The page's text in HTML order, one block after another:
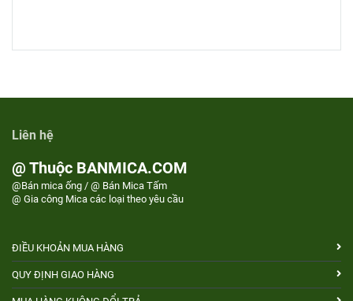
Liên hệ
@ Thuộc BANMICA.COM
@Bán mica ống / @ Bán Mica Tấm
@ Gia công Mica các loại theo yêu cầu
ĐIỀU KHOẢN MUA HÀNG
QUY ĐỊNH GIAO HÀNG